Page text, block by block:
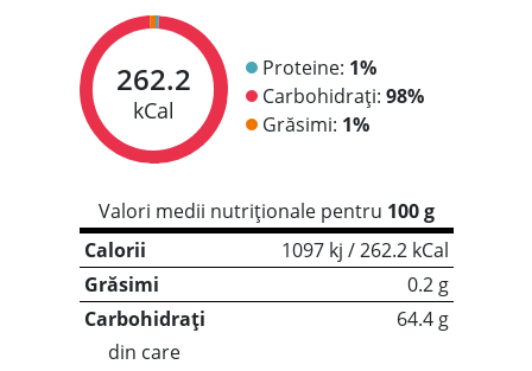
262.2
kCal
Proteine: 1%
Carbohidrați: 98%
Grăsimi: 1%
Valori medii nutriționale pentru 100 g
Calorii
1097 kj / 262.2 kCal
Grăsimi
0.2 g
Carbohidrați
64.4 g
din care